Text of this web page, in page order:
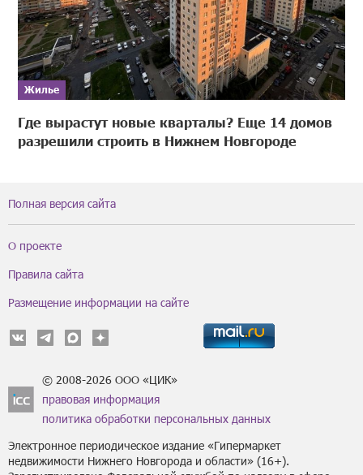
Жилье
Где вырастут новые кварталы? Еще 14 домов
разрешили строить в Нижнем Новгороде
Полная версия сайта
О проекте
Правила сайта
Размещение информации на сайте
© 2008-2026 ООО «ЦИК»
правовая информация
политика обработки персональных данных
Электронное периодическое издание «Гипермаркет
недвижимости Нижнего Новгорода и области» (16+).